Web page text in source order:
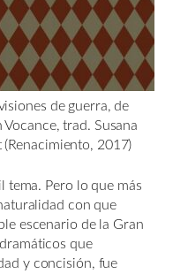
de guerra, de
Vocance, trad. Susana
(Renacimiento, 2017)
tema. Pero lo que más
con que
escenario de la Gran
que
y concisión, fue